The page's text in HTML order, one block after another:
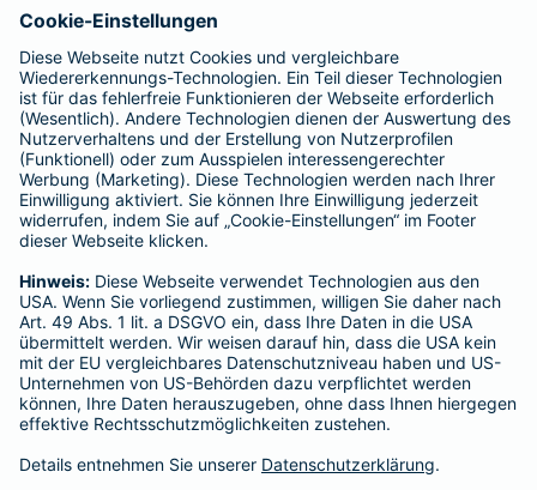
Barmenia ist Teil der BarmeniaGothaer
BELIEBTE SEITEN
Kranken-Zusatzversicherung
Tierversicherungen
Haftpflichtversicherung
Hausratversicherung
Adresse ändern
Schaden melden
Kilometerstandsmeldung
Serviceübersicht